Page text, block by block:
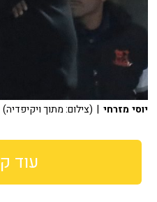
יוסי מזרחי | (צילום: מתוך ויקיפדיה)
עוד